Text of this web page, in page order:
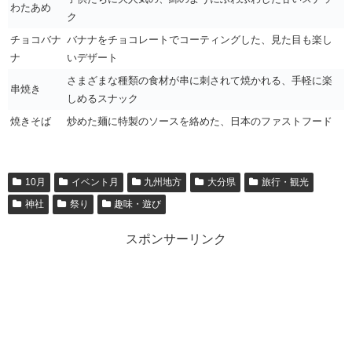
わたあめ
ク
チョコバナ
ナ
バナナをチョコレートでコーティングした、見た目も楽し
いデザート
串焼き
さまざまな種類の食材が串に刺されて焼かれる、手軽に楽
しめるスナック
焼きそば
炒めた麺に特製のソースを絡めた、日本のファストフード
10月 イベント月 九州地方 大分県
旅行・観光
神社
祭り 趣味・遊び
スポンサーリンク